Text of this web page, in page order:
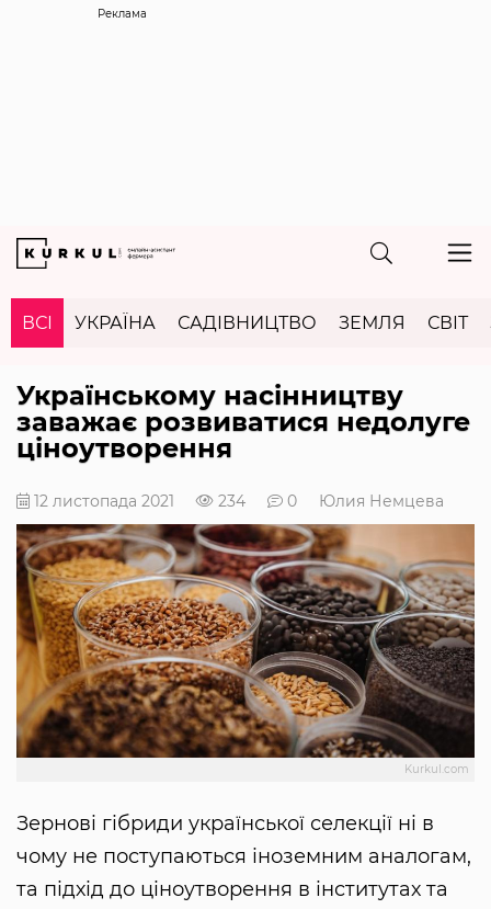
Реклама
ВСІ УКРАЇНА САДІВНИЦТВО ЗЕМЛЯ СВІТ
Українському насінництву
заважає розвиватися недолуге
ціноутворення
12 листопада 2021 234 0 Юлия Немцева
Kurkul.com
Зернові гібриди української селекції ні в
чому не поступаються іноземним аналогам,
та підхід до ціноутворення в інститутах та